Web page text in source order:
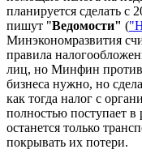
планируется сделать с
пишут "Ведомости" (
Минэкономразвития
правила
лиц, но Минфин
бизнеса нужно, но
как тогда налог с
полностью поступает
останется только
покрывать их потери.